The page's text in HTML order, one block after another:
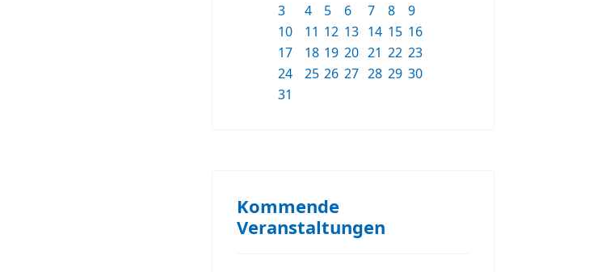
3
4 5 6 7 8
9
10
11 12 13 14 15 16
17
18 19 20 21 22 23
24
25 26 27 28 29 30
31
Kommende
Veranstaltungen